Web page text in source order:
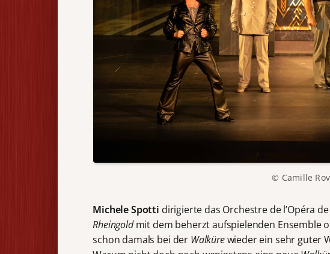
© Camille
Michele Spotti dirigierte das Orchestre de l’Opéra
Rheingoldmit dem beherzt aufspielenden Ensemble
schon damals bei der Walkürewieder ein sehr guter